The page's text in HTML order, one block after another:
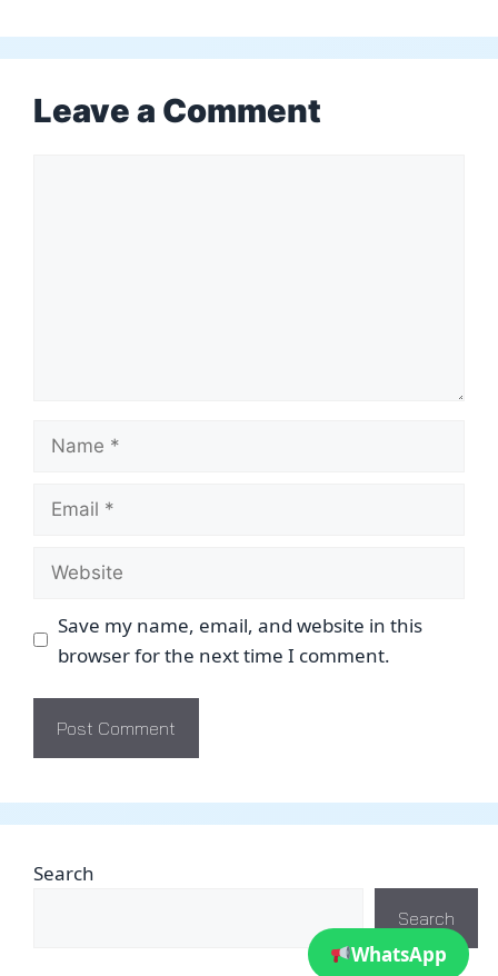
WhatsApp
Leave a Comment
Name
Email
Website
Save my name, email, and website in this
browser for the next time I comment.
Search
Search